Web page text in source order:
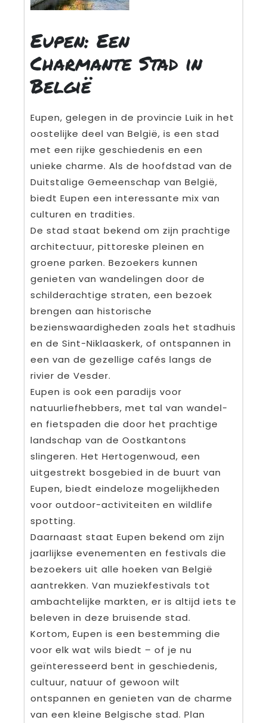
Eupen: Een
Charmante Stad in
België
Eupen, gelegen in de provincie Luik in het
oostelijke deel van België, is een stad
met een rijke geschiedenis en een
unieke charme. Als de hoofdstad van de
Duitstalige Gemeenschap van België,
biedt Eupen een interessante mix van
culturen en tradities.
De stad staat bekend om zijn prachtige
architectuur, pittoreske pleinen en
groene parken. Bezoekers kunnen
genieten van wandelingen door de
schilderachtige straten, een bezoek
brengen aan historische
bezienswaardigheden zoals het stadhuis
en de Sint-Niklaaskerk, of ontspannen in
een van de gezellige cafés langs de
rivier de Vesder.
Eupen is ook een paradijs voor
natuurliefhebbers, met tal van wandel-
en fietspaden die door het prachtige
landschap van de Oostkantons
slingeren. Het Hertogenwoud, een
uitgestrekt bosgebied in de buurt van
Eupen, biedt eindeloze mogelijkheden
voor outdoor-activiteiten en wildlife
spotting.
Daarnaast staat Eupen bekend om zijn
jaarlijkse evenementen en festivals die
bezoekers uit alle hoeken van België
aantrekken. Van muziekfestivals tot
ambachtelijke markten, er is altijd iets te
beleven in deze bruisende stad.
Kortom, Eupen is een bestemming die
voor elk wat wils biedt – of je nu
geïnteresseerd bent in geschiedenis,
cultuur, natuur of gewoon wilt
ontspannen en genieten van de charme
van een kleine Belgische stad. Plan